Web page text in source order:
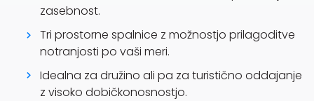
zasebnost.
Tri prostorne spalnice z možnostjo prilagoditve
notranjosti po vaši meri.
Idealna za družino ali pa za turistično oddajanje
z visoko dobičkonosnostjo.